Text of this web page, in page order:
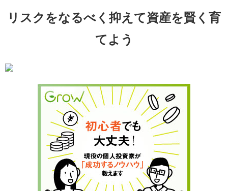
リスクをなるべく抑えて資産を賢く育
てよう